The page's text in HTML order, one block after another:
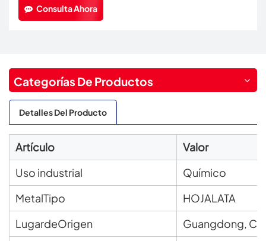
Consulta Ahora
Categorías De Productos
Detalles Del Producto
Artículo
Valor
Uso industrial
Químico
MetalTipo
HOJALATA
LugardeOrigen
Guangdong,